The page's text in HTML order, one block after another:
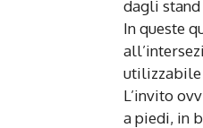
dagli
In queste
utilizzabile
L’invito
a piedi, in